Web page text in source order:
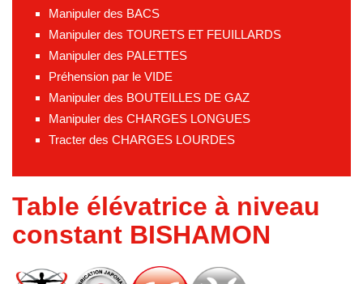
Manipuler des BACS
Manipuler des TOURETS ET FEUILLARDS
Manipuler des PALETTES
Préhension par le VIDE
Manipuler des BOUTEILLES DE GAZ
Manipuler des CHARGES LONGUES
Tracter des CHARGES LOURDES
Table élévatrice à niveau
constant BISHAMON